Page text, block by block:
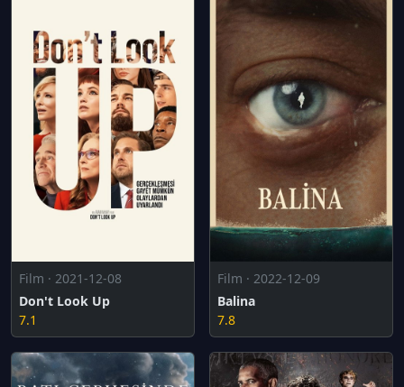
Film · 2021-12-08
Don't Look Up
7.1
Film · 2022-12-09
Balina
7.8